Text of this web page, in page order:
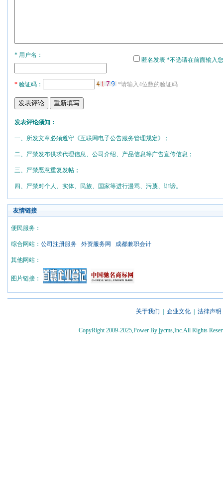
* 用户名：
匿名发表 *不选请在前面输入
*验证码： *请输入4位数的验证码
发表评论须知：
一、所发文章必须遵守《互联网电子公告服务管理规定》；
二、严禁发布供求代理信息、公司介绍、产品信息等广告宣传信息；
三、严禁恶意重复发帖；
四、严禁对个人、实体、民族、国家等进行漫骂、污蔑、诽谤。
友情链接
便民服务：
综合网站： 公司注册服务 外资服务网 成都兼职会计
其他网站：
图片链接：
关于我们 | 企业文化 | 法律声明
CopyRight 2009-2025,Power By jycms,Inc.All Rights